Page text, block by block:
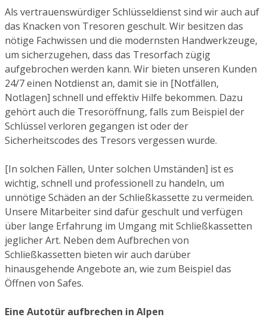
Als vertrauenswürdiger Schlüsseldienst sind wir auch auf
das Knacken von Tresoren geschult. Wir besitzen das
nötige Fachwissen und die modernsten Handwerkzeuge,
um sicherzugehen, dass das Tresorfach zügig
aufgebrochen werden kann. Wir bieten unseren Kunden
24/7 einen Notdienst an, damit sie in [Notfällen,
Notlagen] schnell und effektiv Hilfe bekommen. Dazu
gehört auch die Tresoröffnung, falls zum Beispiel der
Schlüssel verloren gegangen ist oder der
Sicherheitscodes des Tresors vergessen wurde.
[In solchen Fällen, Unter solchen Umständen] ist es
wichtig, schnell und professionell zu handeln, um
unnötige Schäden an der Schließkassette zu vermeiden.
Unsere Mitarbeiter sind dafür geschult und verfügen
über lange Erfahrung im Umgang mit Schließkassetten
jeglicher Art. Neben dem Aufbrechen von
Schließkassetten bieten wir auch darüber
hinausgehende Angebote an, wie zum Beispiel das
Öffnen von Safes.
Eine Autotür aufbrechen in Alpen